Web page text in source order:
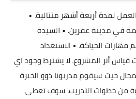
لمدة أربعة أشهر متتالية. •
في مدينة عفرين. • السيدة
الحياكة. • الاستعداد
قياس أثر المشروع. لا يشترط وجود اي
حيث سيقوم مدربونا ذوو الخبرة
من خطوات التدريب. سوف تعطى